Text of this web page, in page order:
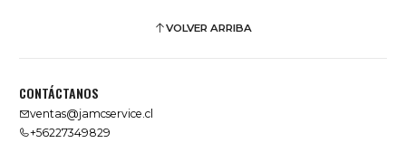
VOLVER ARRIBA
CONTÁCTANOS
ventas@jamcservice.cl
+56227349829